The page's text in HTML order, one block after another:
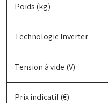
Poids (kg)
Technologie Inverter
Tension à vide (V)
Prix indicatif (€)